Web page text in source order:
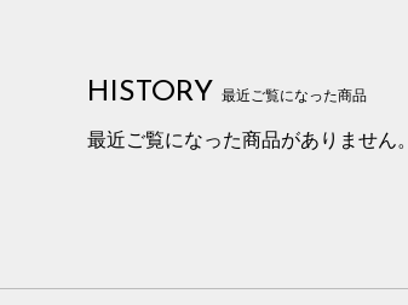
HISTORY 最近ご覧になった商品
最近ご覧になった商品がありません。